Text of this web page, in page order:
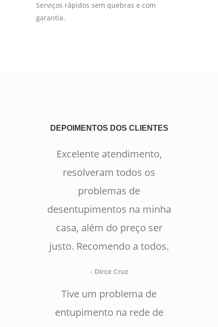
Serviços rápidos sem quebras e com
garantia.
DEPOIMENTOS DOS CLIENTES
Excelente atendimento,
resolveram todos os
problemas de
desentupimentos na minha
casa, além do preço ser
justo. Recomendo a todos.
- Dirce Cruz
Tive um problema de
entupimento na rede de